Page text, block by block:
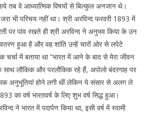
तब वे आध्यात्मिक विषयों से बिल्कुल अनजान थे।
भी परिचय नहीं था। श्री अरविन्द फरवरी 1893 में
पर पांव रखते ही श्री अरविन्द ने अनुभव किया के उन
हुआ है और वह शांति उन्हें चारों ओर से लपेटे
चर्चा में बताया था “भारत में आने के बाद से मेरा जीवन
साथ लौकिक और परलौकिक रहे हैं, अपोलो बंदरगाह पर
अनुभूतियां होने लगी थीं लेकिन ये संसार से अलग ले
का वर्ष भारतवर्ष के लिए शुभ वर्ष सिद्ध हुआ।
ने भारत में पदार्पण किया था, इसी वर्ष में स्वामी